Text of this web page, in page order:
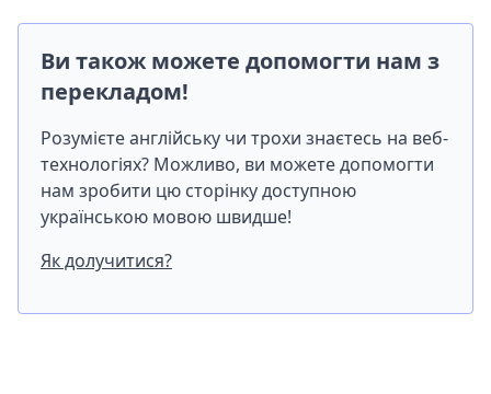
Ви також можете допомогти нам з
перекладом!
Розумієте англійську чи трохи знаєтесь на веб-
технологіях? Можливо, ви можете допомогти
нам зробити цю сторінку доступною
українською мовою швидше!
Як долучитися?